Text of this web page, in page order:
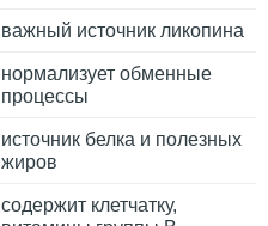
важный источник ликопина
нормализует обменные
процессы
источник белка и полезных
жиров
содержит клетчатку,